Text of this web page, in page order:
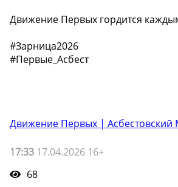
Движение Первых гордится
#Зарница2026
#Первые_Асбест
Движение Первых |
17:33 17.04.2026 16+
68